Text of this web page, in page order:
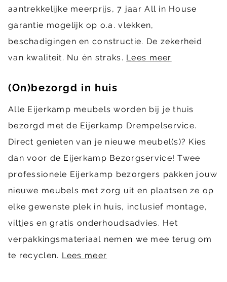
aantrekkelijke meerprijs, 7 jaar All in House
garantie mogelijk op o.a. vlekken,
beschadigingen en constructie. De zekerheid
van kwaliteit. Nu én straks. Lees meer
(On)bezorgd in huis
Alle Eijerkamp meubels worden bij je thuis
bezorgd met de Eijerkamp Drempelservice.
Direct genieten van je nieuwe meubel(s)? Kies
dan voor de Eijerkamp Bezorgservice! Twee
professionele Eijerkamp bezorgers pakken jouw
nieuwe meubels met zorg uit en plaatsen ze op
elke gewenste plek in huis, inclusief montage,
viltjes en gratis onderhoudsadvies. Het
verpakkingsmateriaal nemen we mee terug om
te recyclen. Lees meer